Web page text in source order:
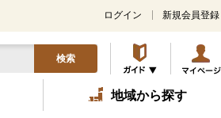
ログイン 新規会員登録
検索
地域から探す